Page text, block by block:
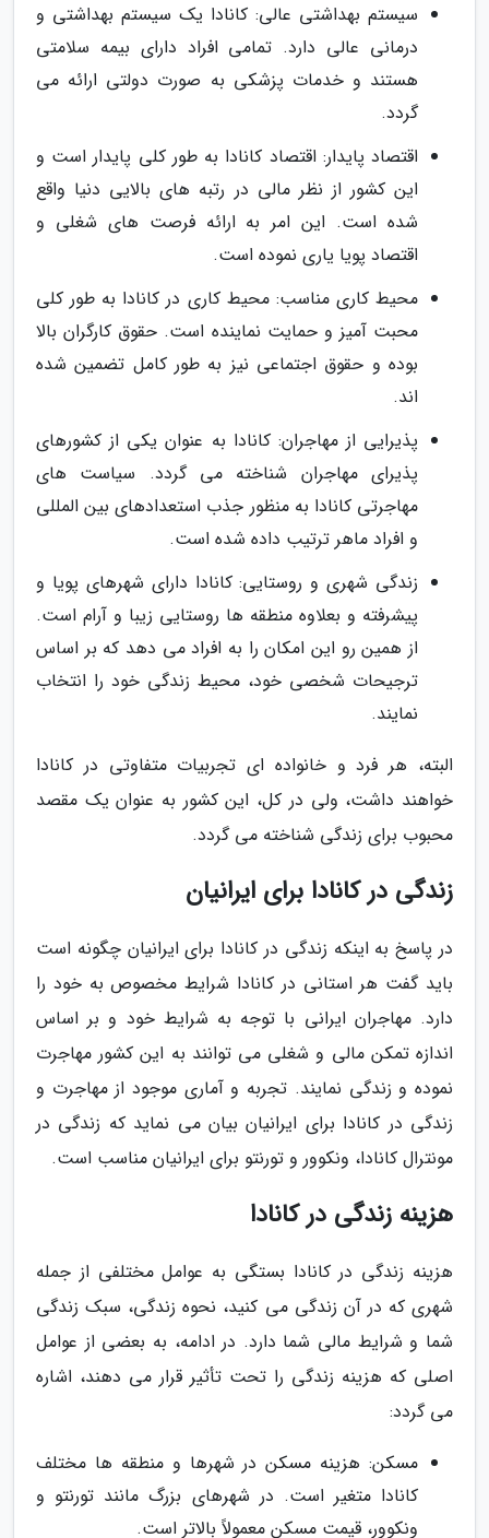
سیستم بهداشتی عالی: کانادا یک سیستم بهداشتی و
درمانی عالی دارد. تمامی افراد دارای بیمه سلامتی
هستند و خدمات پزشکی به صورت دولتی ارائه می
گردد.
اقتصاد پایدار: اقتصاد کانادا به طور کلی پایدار است و
این کشور از نظر مالی در رتبه های بالایی دنیا واقع
شده است. این امر به ارائه فرصت های شغلی و
اقتصاد پویا یاری نموده است.
محیط کاری مناسب: محیط کاری در کانادا به طور کلی
محبت آمیز و حمایت نماینده است. حقوق کارگران بالا
بوده و حقوق اجتماعی نیز به طور کامل تضمین شده
اند.
پذیرایی از مهاجران: کانادا به عنوان یکی از کشورهای
پذیرای مهاجران شناخته می گردد. سیاست های
مهاجرتی کانادا به منظور جذب استعدادهای بین المللی
و افراد ماهر ترتیب داده شده است.
زندگی شهری و روستایی: کانادا دارای شهرهای پویا و
پیشرفته و بعلاوه منطقه ها روستایی زیبا و آرام است.
از همین رو این امکان را به افراد می دهد که بر اساس
ترجیحات شخصی خود، محیط زندگی خود را انتخاب
نمایند.
البته، هر فرد و خانواده ای تجربیات متفاوتی در کانادا
خواهند داشت، ولی در کل، این کشور به عنوان یک مقصد
محبوب برای زندگی شناخته می گردد.
زندگی در کانادا برای ایرانیان
در پاسخ به اینکه زندگی در کانادا برای ایرانیان چگونه است
باید گفت هر استانی در کانادا شرایط مخصوص به خود را
دارد. مهاجران ایرانی با توجه به شرایط خود و بر اساس
اندازه تمکن مالی و شغلی می توانند به این کشور مهاجرت
نموده و زندگی نمایند. تجربه و آماری موجود از مهاجرت و
زندگی در کانادا برای ایرانیان بیان می نماید که زندگی در
مونترال کانادا، ونکوور و تورنتو برای ایرانیان مناسب است.
هزینه زندگی در کانادا
هزینه زندگی در کانادا بستگی به عوامل مختلفی از جمله
شهری که در آن زندگی می کنید، نحوه زندگی، سبک زندگی
شما و شرایط مالی شما دارد. در ادامه، به بعضی از عوامل
اصلی که هزینه زندگی را تحت تأثیر قرار می دهند، اشاره
می گردد:
مسکن: هزینه مسکن در شهرها و منطقه ها مختلف
کانادا متغیر است. در شهرهای بزرگ مانند تورنتو و
ونکوور، قیمت مسکن معمولاً بالاتر است.